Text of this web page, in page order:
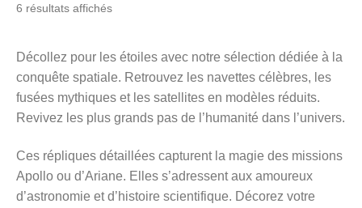
6 résultats affichésTrié
récent
au
plus
ancien
Décollez pour les étoiles avec notre sélection dédiée à la
conquête spatiale. Retrouvez les navettes célèbres, les
fusées mythiques et les satellites en modèles réduits.
Revivez les plus grands pas de l’humanité dans l’univers.
Ces répliques détaillées capturent la magie des missions
Apollo ou d’Ariane. Elles s’adressent aux amoureux
d’astronomie et d’histoire scientifique. Décorez votre